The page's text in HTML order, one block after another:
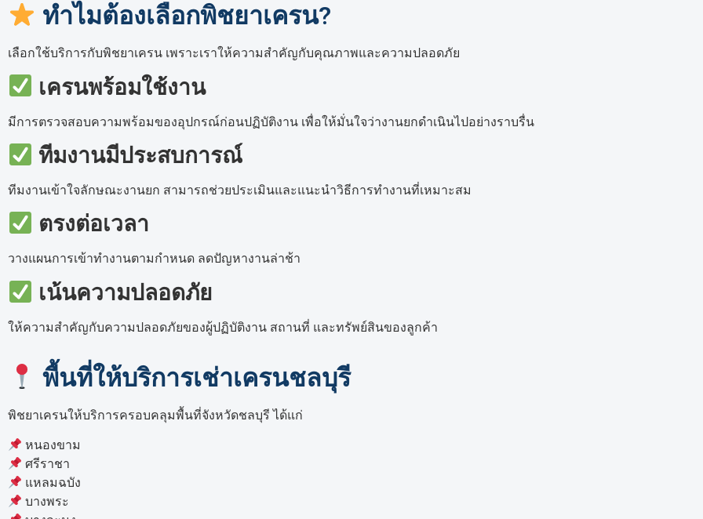
ทำไมต้องเลือกพิชยาเครน?
เลือกใช้บริการกับพิชยาเครน เพราะเราให้ความสำคัญกับคุณภาพและความปลอดภัย
เครนพร้อมใช้งาน
มีการตรวจสอบความพร้อมของอุปกรณ์ก่อนปฏิบัติงาน เพื่อให้มั่นใจว่างานยกดำเนินไปอย่างราบรื่น
ทีมงานมีประสบการณ์
ทีมงานเข้าใจลักษณะงานยก สามารถช่วยประเมินและแนะนำวิธีการทำงานที่เหมาะสม
ตรงต่อเวลา
วางแผนการเข้าทำงานตามกำหนด ลดปัญหางานล่าช้า
เน้นความปลอดภัย
ให้ความสำคัญกับความปลอดภัยของผู้ปฏิบัติงาน สถานที่ และทรัพย์สินของลูกค้า
พื้นที่ให้บริการเช่าเครนชลบุรี
พิชยาเครนให้บริการครอบคลุมพื้นที่จังหวัดชลบุรี ได้แก่
หนองขาม
ศรีราชา
แหลมฉบัง
บางพระ